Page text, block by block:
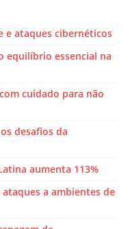
e ataques cibernéticos
equilíbrio essencial na
cuidado para não
desafios da
aumenta 113%
a ambientes de